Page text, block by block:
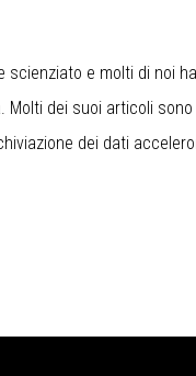
scienziato e molti di noi
Molti dei suoi articoli
dei dati